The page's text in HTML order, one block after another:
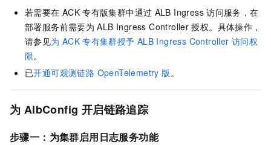
若需要在 ACK 专有版集群中通过 ALB Ingress 访问服务，在
部署服务前需要为 ALB Ingress Controller 授权。具体操作，
请参见为 ACK 专有集群授予 ALB Ingress Controller 访问权
限。
已开通可观测链路 OpenTelemetry 版。
为 AlbConfig 开启链路追踪
步骤一： 为集群启用日志服务功能